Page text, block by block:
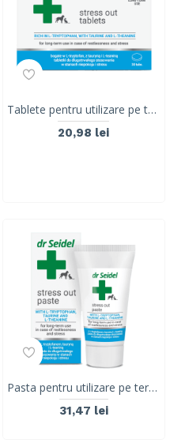
Tablete pentru utilizare pe termen lung in stari de anxietate si stres, Dr. Seidel STRESS OUT TABLETS, 10 tab
20,98 lei
Pasta pentru utilizare pe termen lung in stari de anxietate si stres, Dr. Seidel STRESS OUT PASTE, 30gr
31,47 lei